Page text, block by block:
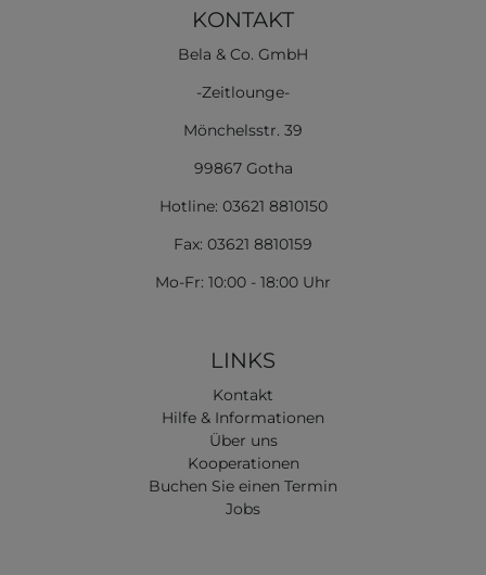
KONTAKT
Bela & Co. GmbH
-Zeitlounge-
Mönchelsstr. 39
99867 Gotha
Hotline: 03621 8810150
Fax: 03621 8810159
Mo-Fr: 10:00 - 18:00 Uhr
LINKS
Kontakt
Hilfe & Informationen
Über uns
Kooperationen
Buchen Sie einen Termin
Jobs